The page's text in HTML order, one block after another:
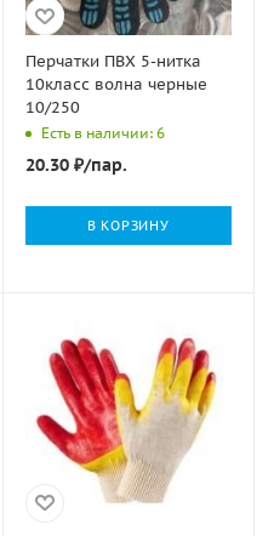
Перчатки ПВХ 5-нитка
10класс волна черные
10/250
Есть в наличии: 6
20.30₽/пар.
В КОРЗИНУ